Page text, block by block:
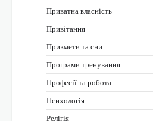
Приватна власність
Привітання
Прикмети та сни
Програми тренування
Професії та робота
Психологія
Релігія